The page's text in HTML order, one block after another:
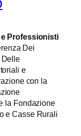
Professionisti
Dei
Delle
e
con la
la Fondazione
e Casse Rurali